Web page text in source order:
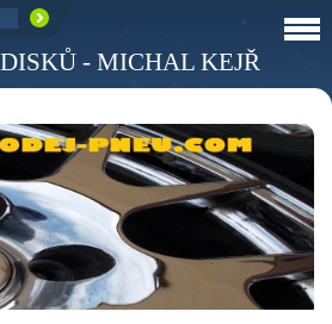
- MICHAL KEJŘ